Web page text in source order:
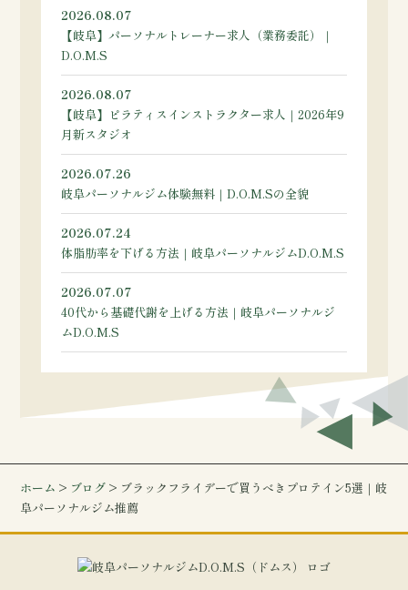
2026.08.07
【岐阜】パーソナルトレーナー求人（業務委託）｜
D.O.M.S
2026.08.07
【岐阜】ピラティスインストラクター求人｜2026年9
月新スタジオ
2026.07.26
岐阜パーソナルジム体験無料｜D.O.M.Sの全貌
2026.07.24
体脂肪率を下げる方法｜岐阜パーソナルジムD.O.M.S
2026.07.07
40代から基礎代謝を上げる方法｜岐阜パーソナルジ
ムD.O.M.S
ホーム > ブログ > ブラックフライデーで買うべきプロテイン5選｜岐
阜パーソナルジム推薦